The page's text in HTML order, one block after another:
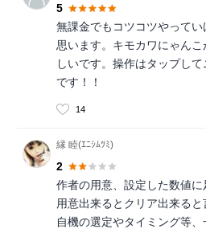
5
無課金でもコツコツやって
思います。キモカワにゃん
しいです。操作はタップし
です！！
14
縁 睦(ｴﾆｼﾑﾂﾐ)
2
作者の用意、設定した数値
用意出来るとクリア出来る
自機の選定やタイミング等